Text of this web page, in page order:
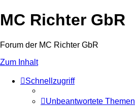
MC Richter GbR
Forum der MC Richter GbR
Zum Inhalt
Schnellzugriff
Unbeantwortete Themen